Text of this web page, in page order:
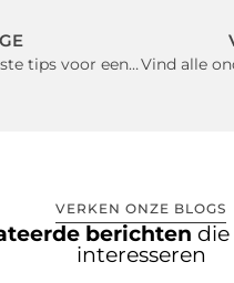
De beste tips voor een nieuw kantoor
VERKEN ONZE BLOGS
berichten
interesseren